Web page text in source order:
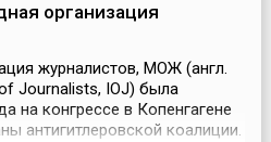
организация
журналистов, МОЖ (англ.
Journalists, IOJ) была
на конгрессе в Копенгагене
антигитлеровской коалиции.